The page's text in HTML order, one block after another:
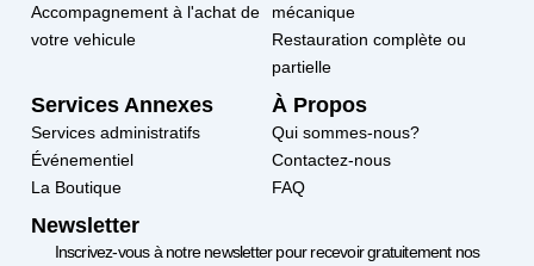
Accompagnement à l'achat de
votre vehicule
mécanique
Restauration complète ou
partielle
Services Annexes
Services administratifs
Événementiel
La Boutique
À Propos
Qui sommes-nous?
Contactez-nous
FAQ
Newsletter
Inscrivez-vous à notre newsletter pour recevoir gratuitement nos